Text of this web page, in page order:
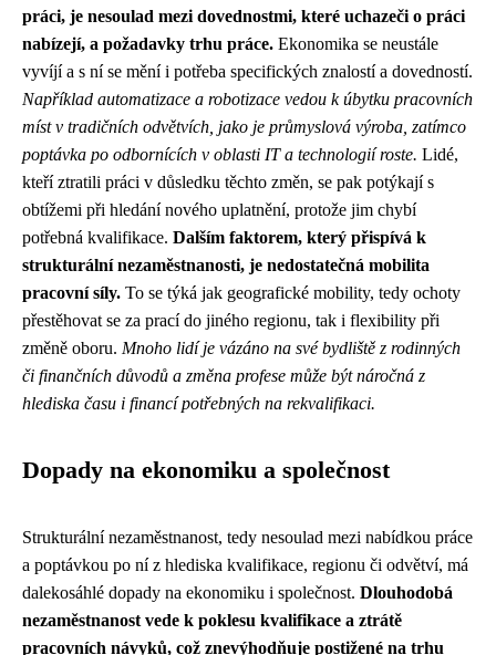
práci, je nesoulad mezi dovednostmi, které uchazeči o práci
nabízejí, a požadavky trhu práce. Ekonomika se neustále
vyvíjí a s ní se mění i potřeba specifických znalostí a dovedností.
Například automatizace a robotizace vedou k úbytku pracovních
míst v tradičních odvětvích, jako je průmyslová výroba, zatímco
poptávka po odbornících v oblasti IT a technologií roste. Lidé,
kteří ztratili práci v důsledku těchto změn, se pak potýkají s
obtížemi při hledání nového uplatnění, protože jim chybí
potřebná kvalifikace. Dalším faktorem, který přispívá k
strukturální nezaměstnanosti, je nedostatečná mobilita
pracovní síly. To se týká jak geografické mobility, tedy ochoty
přestěhovat se za prací do jiného regionu, tak i flexibility při
změně oboru. Mnoho lidí je vázáno na své bydliště z rodinných
či finančních důvodů a změna profese může být náročná z
hlediska času i financí potřebných na rekvalifikaci.
Dopady na ekonomiku a společnost
Strukturální nezaměstnanost, tedy nesoulad mezi nabídkou práce
a poptávkou po ní z hlediska kvalifikace, regionu či odvětví, má
dalekosáhlé dopady na ekonomiku i společnost. Dlouhodobá
nezaměstnanost vede k poklesu kvalifikace a ztrátě
pracovních návyků, což znevýhodňuje postižené na trhu